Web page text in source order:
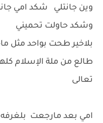
وين جانتلي شكد امي
وشكد حاولت تحميني
بلاخير طحت بواحد مثل
طالع من ملة الإسلام
تعالى
امي بعد مارجعت بلغرفه